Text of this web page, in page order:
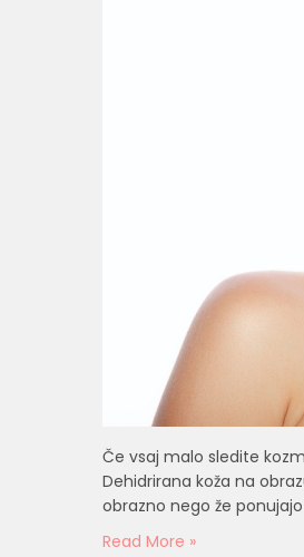
Če vsaj malo sledite
Dehidrirana koža na
obrazno nego že
Read More »